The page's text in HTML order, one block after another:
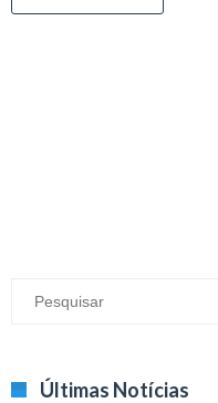
Últimas Notícias